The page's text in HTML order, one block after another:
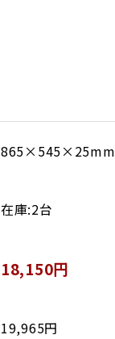
865×545×25mm
在庫:2台
18,150円
19,965円